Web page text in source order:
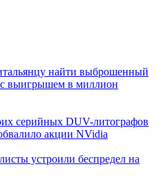
найти выброшенный
выигрышем в миллион
серийных DUV-литографов
акции NVidia
устроили беспредел на